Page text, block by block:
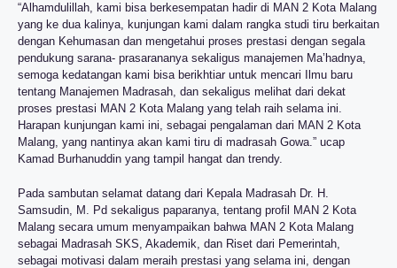
“Alhamdulillah, kami bisa berkesempatan hadir di MAN 2 Kota Malang
yang ke dua kalinya, kunjungan kami dalam rangka studi tiru berkaitan
dengan Kehumasan dan mengetahui proses prestasi dengan segala
pendukung sarana- prasarananya sekaligus manajemen Ma’hadnya,
semoga kedatangan kami bisa berikhtiar untuk mencari Ilmu baru
tentang Manajemen Madrasah, dan sekaligus melihat dari dekat
proses prestasi MAN 2 Kota Malang yang telah raih selama ini.
Harapan kunjungan kami ini, sebagai pengalaman dari MAN 2 Kota
Malang, yang nantinya akan kami tiru di madrasah Gowa.” ucap
Kamad Burhanuddin yang tampil hangat dan trendy.
Pada sambutan selamat datang dari Kepala Madrasah Dr. H.
Samsudin, M. Pd sekaligus paparanya, tentang profil MAN 2 Kota
Malang secara umum menyampaikan bahwa MAN 2 Kota Malang
sebagai Madrasah SKS, Akademik, dan Riset dari Pemerintah,
sebagai motivasi dalam meraih prestasi yang selama ini, dengan